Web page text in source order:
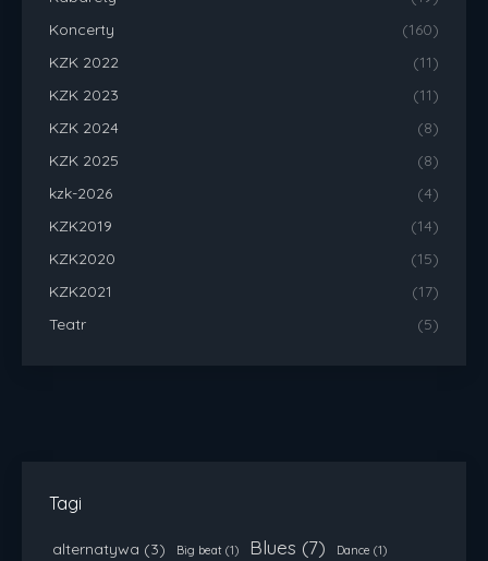
Koncerty
(160)
KZK 2022
(11)
KZK 2023
(11)
KZK 2024
(8)
KZK 2025
(8)
kzk-2026
(4)
KZK2019
(14)
KZK2020
(15)
KZK2021
(17)
Teatr
(5)
Tagi
alternatywa (3) Big beat (1) Blues (7) Dance (1)